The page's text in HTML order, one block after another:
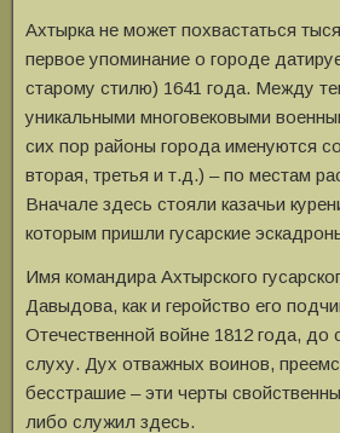
Ахтырка не может похвастаться
первое упоминание о городе
старому стилю) 1641 года. Между
уникальными многовековыми
сих пор районы города именуются
вторая, третья и т.д.) – по местам
Вначале здесь стояли казачьи
которым пришли гусарские
Имя командира Ахтырского
Давыдова, как и геройство его
Отечественной войне 1812 года, до
слуху. Дух отважных воинов,
бесстрашие – эти черты
либо служил здесь.